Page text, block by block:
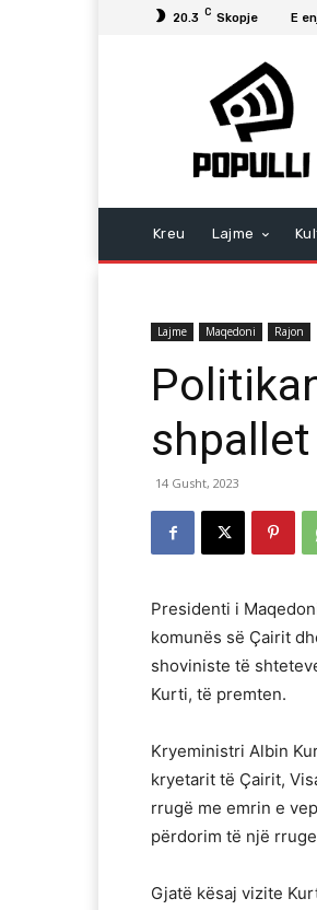
20.3 C Skopje E
Kreu Lajme
Lajme Maqedoni Rajon
shpallet
14 Gusht, 2023
Presidenti i
komunës së Çairit
shoviniste të
Kurti, të premten.
Kryeministri Albin
kryetarit të Çairit,
rrugë me emrin e
përdorim të një
Gjatë kësaj vizite